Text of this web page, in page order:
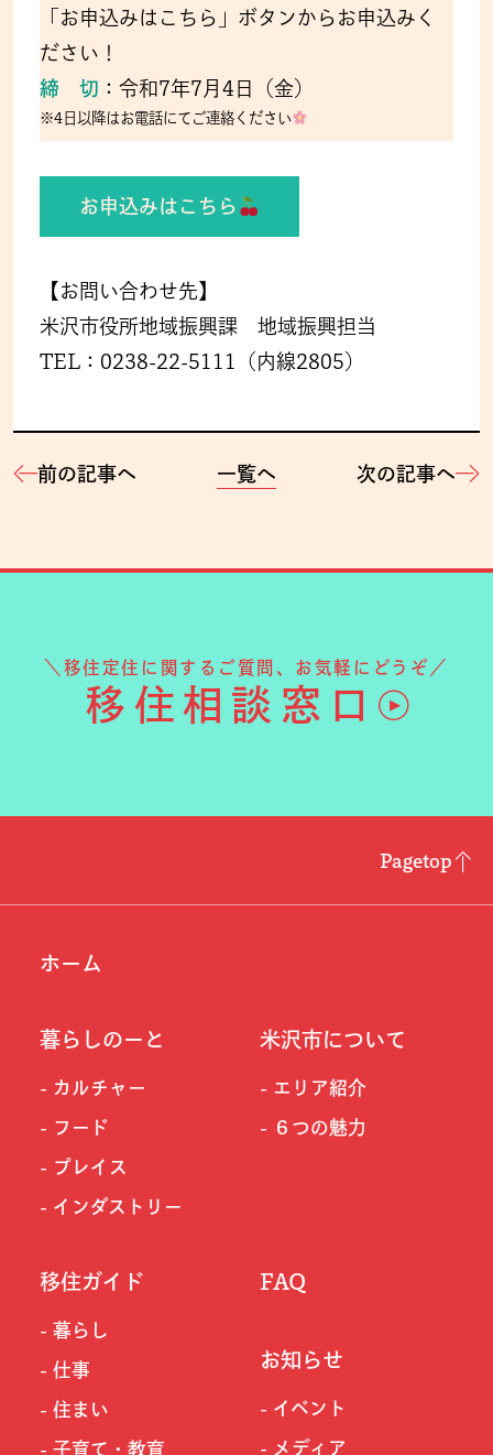
「お申込みはこちら」ボタンからお申込みく
ださい！
締 切 ：令和7年7月4日（金）
※4日以降はお電話にてご連絡ください
お申込みはこちら
【お問い合わせ先】
米沢市役所地域振興課 地域振興担当
TEL：0238-22-5111（内線2805）
前の記事へ 一覧へ 次の記事へ
＼移住定住に関するご質問、お気軽にどうぞ／
移住相談窓口
Pagetop
ホーム
暮らしのーと
カルチャー
フード
プレイス
インダストリー
米沢市について
エリア紹介
６つの魅力
移住ガイド
暮らし
仕事
住まい
子育て・教育
FAQ
お知らせ
イベント
メディア